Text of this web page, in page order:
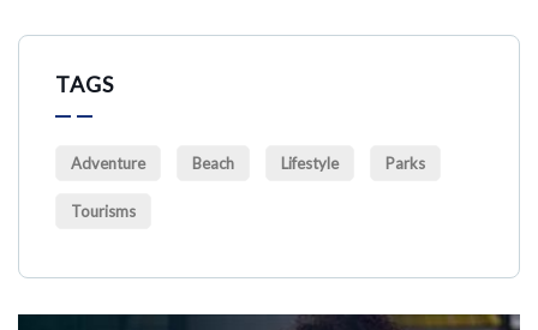
TAGS
Adventure Beach Lifestyle Parks
Tourisms